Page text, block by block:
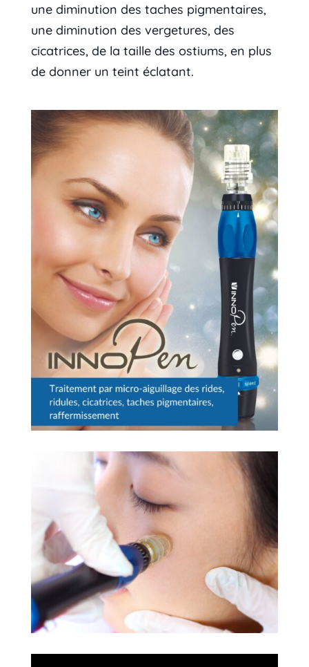
une diminution des taches pigmentaires,
une diminution des vergetures, des
cicatrices, de la taille des ostiums, en plus
de donner un teint éclatant.